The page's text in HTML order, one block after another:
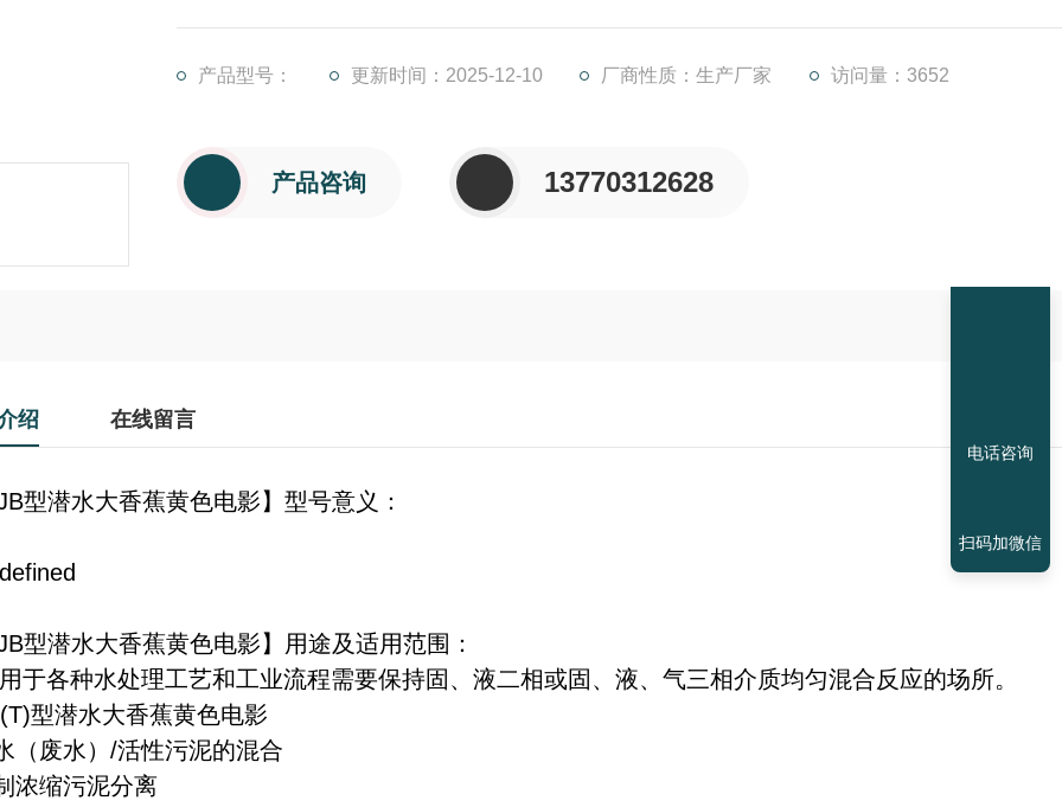
3、与曝气系统混合使用可使能耗大幅度降低，充氧量明显提高，防止沉淀；
产品型号： 更新时间：2025-12-10 厂商性质：生产厂家 访问量：3652
产品咨询 13770312628
绍 在线留言
型潜水大香蕉黄色电影】型号意义：
型潜水大香蕉黄色电影】用途及适用范围：
各种水处理工艺和工业流程需要保持固、液二相或固、液、气三相介质均匀混合反应的场所。
型潜水大香蕉黄色电影
（废水）/活性污泥的混合
浓缩污泥分离
电话咨询
扫码加微信